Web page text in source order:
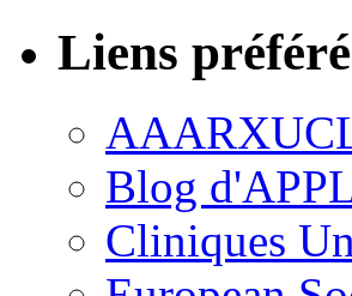
Liens
Blog
Cliniques